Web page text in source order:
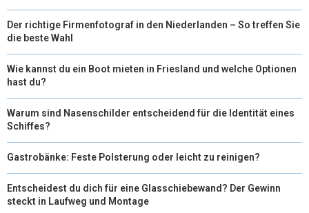
Der richtige Firmenfotograf in den Niederlanden – So treffen Sie
die beste Wahl
Wie kannst du ein Boot mieten in Friesland und welche Optionen
hast du?
Warum sind Nasenschilder entscheidend für die Identität eines
Schiffes?
Gastrobänke: Feste Polsterung oder leicht zu reinigen?
Entscheidest du dich für eine Glasschiebewand? Der Gewinn
steckt in Laufweg und Montage